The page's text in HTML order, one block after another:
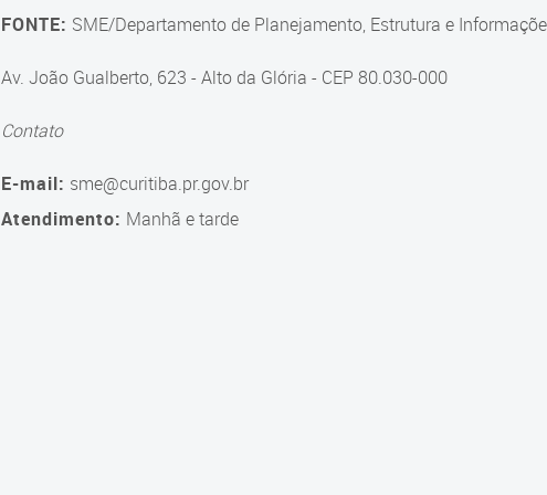
FONTE: SME/Departamento de Planejamento, Estrutura e
Av. João Gualberto, 623 - Alto da Glória - CEP 80.030-000
Contato
E-mail: sme@curitiba.pr.gov.br
Atendimento: Manhã e tarde